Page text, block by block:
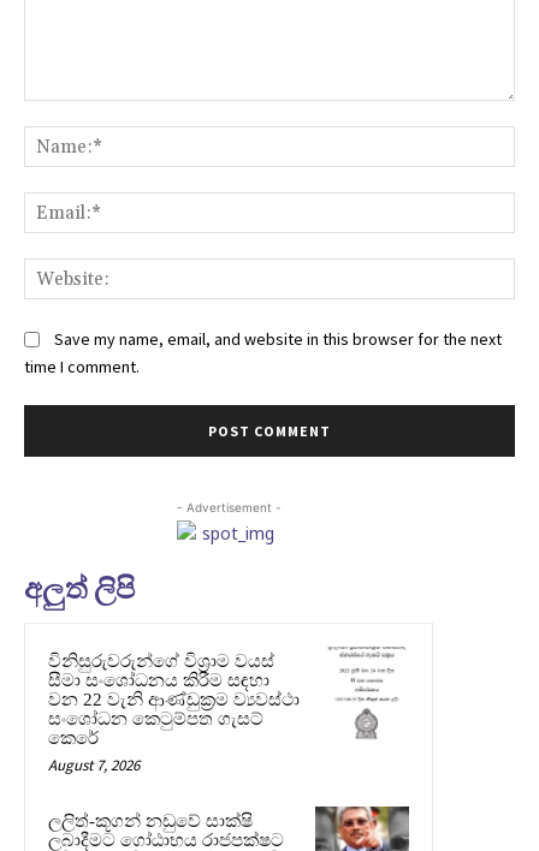
Save my name, email, and website in this browser for the next
time I comment.
- Advertisement -
අලුත් ලිපි
විනිසුරුවරුන්ගේ විශ්‍රාම වයස්
සීමා සංශෝධනය කිරීම සඳහා
වන 22 වැනි ආණ්ඩුක්‍රම ව්‍යවස්ථා
සංශෝධන කෙටුම්පත ගැසට්
කෙරේ
August 7, 2026
ලලිත්-කූගන් නඩුවේ සාක්ෂි
ලබාදීමට ගෝඨාභය රාජපක්ෂට